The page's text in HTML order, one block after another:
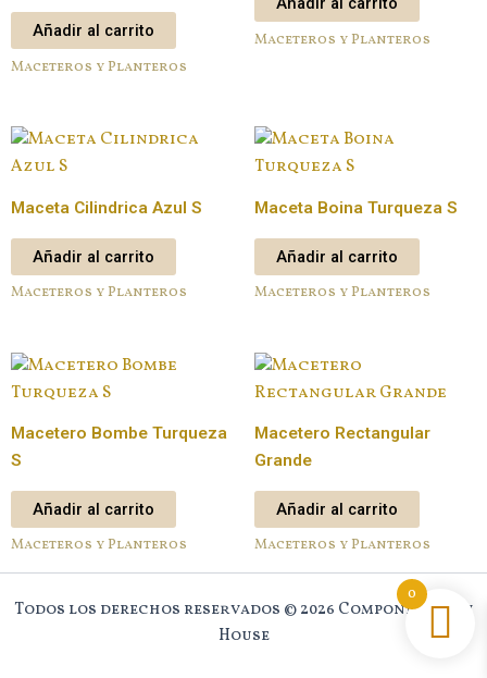
Añadir al carrito
Maceteros y Planteros
Maceteros y Planteros
Maceta Cilindrica Azul S
Añadir al carrito
Maceteros y Planteros
Maceta Boina Turqueza S
Añadir al carrito
Maceteros y Planteros
Macetero Bombe Turqueza
S
Añadir al carrito
Maceteros y Planteros
Macetero Rectangular
Grande
Añadir al carrito
Maceteros y Planteros
Todos los derechos reservados © 2026 Component New
House
0